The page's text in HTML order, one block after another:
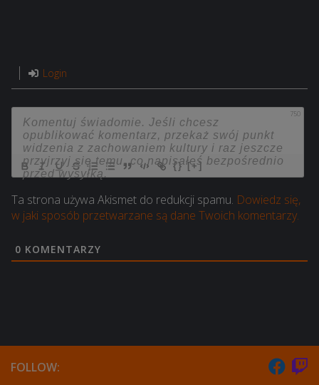
Login
750
{} [+]
Ta strona używa Akismet do redukcji spamu. Dowiedz się,
w jaki sposób przetwarzane są dane Twoich komentarzy.
0 KOMENTARZY
FOLLOW: